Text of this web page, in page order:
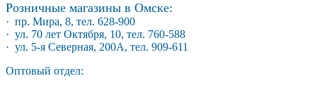
Розничные магазины в Омске:
· пр. Мира, 8, тел. 628-900
· ул. 70 лет Октября, 10, тел. 760-588
· ул. 5-я Северная, 200А, тел. 909-611
Оптовый отдел: